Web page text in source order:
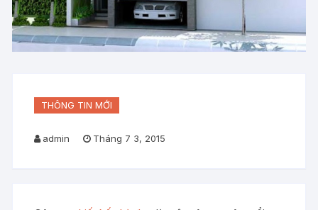
THÔNG TIN MỚI
admin Tháng 7 3, 2015